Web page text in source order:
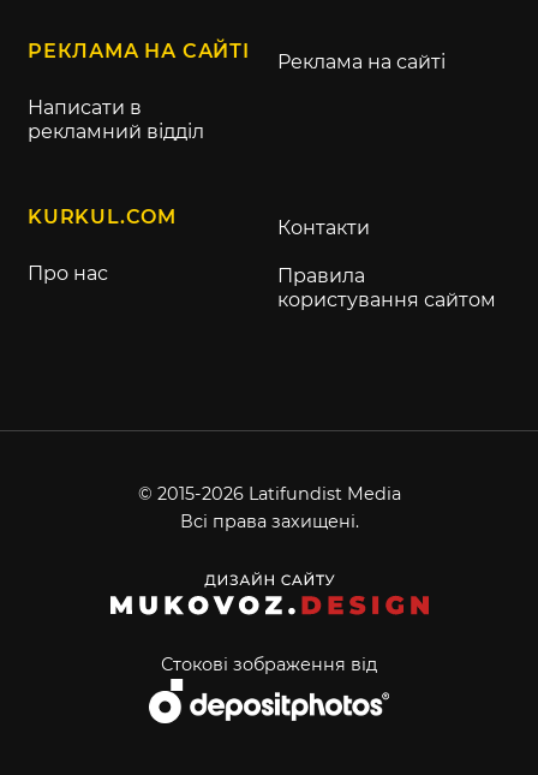
РЕКЛАМА НА САЙТІ
Написати в
рекламний відділ
Реклама на сайті
KURKUL.COM
Про нас
Контакти
Правила
користування сайтом
© 2015-2026 Latifundist Media
Всі права захищені.
Стокові зображення від